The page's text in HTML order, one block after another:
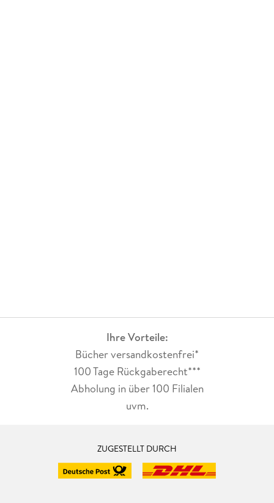
Ihre Vorteile:
Bücher versandkostenfrei*
100 Tage Rückgaberecht***
Abholung in über 100 Filialen
uvm.
ZUGESTELLT DURCH